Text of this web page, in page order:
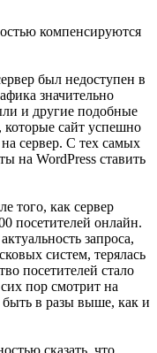
компенсируются
был недоступен в
значительно
и другие подобные
сайт успешно
сервер. С тех самых
на WordPress ставить
того, как сервер
посетителей онлайн.
запроса,
систем, терялась
посетителей стало
пор смотрит на
в разы выше, как и
сказать, что